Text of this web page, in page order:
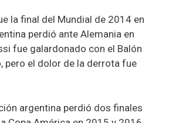
la final del Mundial de 2014 en
perdió ante Alemania en
fue galardonado con el Balón
pero el dolor de la derrota fue
argentina perdió dos finales